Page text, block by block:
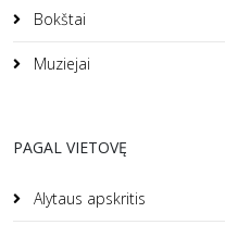
Bokštai
Muziejai
PAGAL VIETOVĘ
Alytaus apskritis